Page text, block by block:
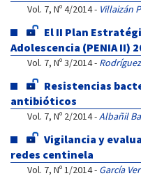
Vol. 7, Nº 4/2014 - Villaizán
El II Plan
Adolescencia (PENIA II)
Vol. 7, Nº 3/2014 -
Resistencias
antibióticos
Vol. 7, Nº 2/2014 -Albañil
Vigilancia y
redes centinela
Vol. 7, Nº 1/2014 - García